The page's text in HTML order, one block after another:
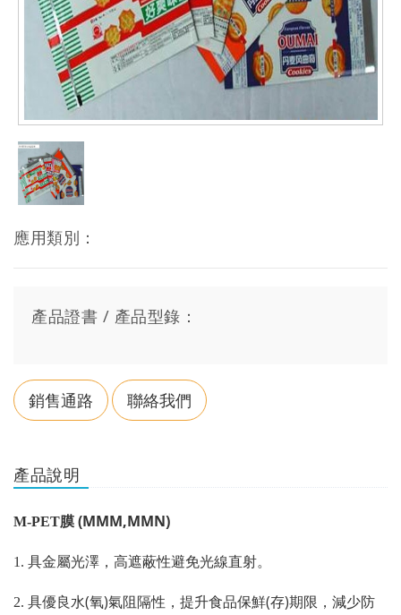
應用類別：
產品證書 / 產品型錄：
銷售通路 聯絡我們
產品說明
M-PET膜 (MMM,MMN)
1. 具金屬光澤，高遮蔽性避免光線直射。
2. 具優良水(氧)氣阻隔性，提升食品保鮮(存)期限，減少防